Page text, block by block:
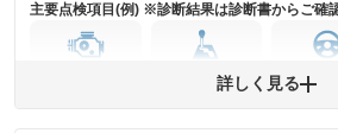
主要点検項目(例) ※診断結果は診断書からご確
ミッション
ステアリ
詳しく見る